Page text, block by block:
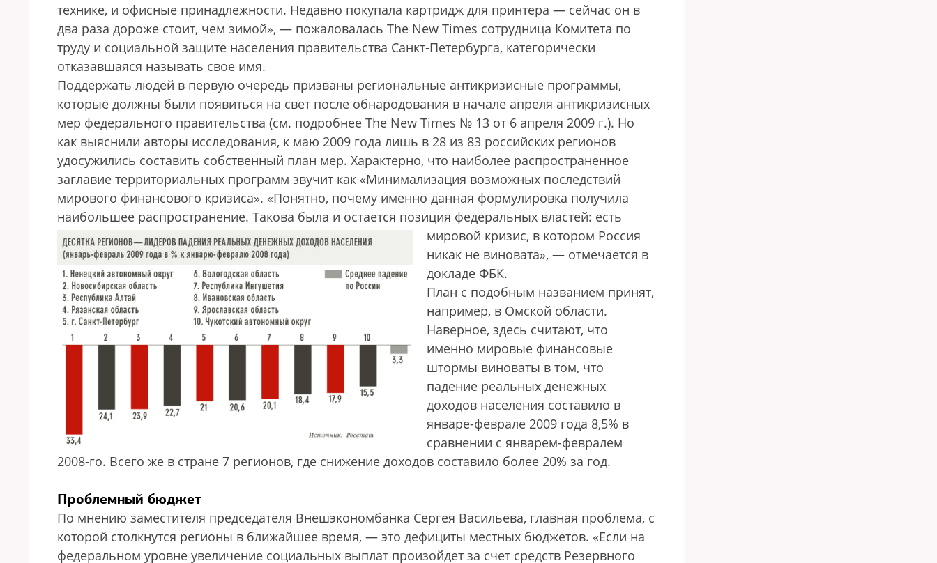
технике, и офисные принадлежности. Недавно покупала картридж для принтера — сейчас он в
два раза дороже стоит, чем зимой», — пожаловалась The New Times сотрудница Комитета по
труду и социальной защите населения правительства Санкт-Петербурга, категорически
отказавшаяся называть свое имя.
Поддержать людей в первую очередь призваны региональные антикризисные программы,
которые должны были появиться на свет после обнародования в начале апреля антикризисных
мер федерального правительства (см. подробнее The New Times № 13 от 6 апреля 2009 г.). Но
как выяснили авторы исследования, к маю 2009 года лишь в 28 из 83 российских регионов
удосужились составить собственный план мер. Характерно, что наиболее распространенное
заглавие территориальных программ звучит как «Минимализация возможных последствий
мирового финансового кризиса». «Понятно, почему именно данная формулировка получила
наибольшее распростра­нение. Такова была и остается позиция федеральных властей: есть
мировой кризис, в котором Россия
никак не виновата», — отмечается в
докладе ФБК.
План с подобным названием принят,
например, в Омской области.
Наверное, здесь считают, что
именно мировые финансовые
штормы виноваты в том, что
падение реальных денежных
доходов населения составило в
январе-феврале 2009 года 8,5% в
сравнении с январем-февралем
2008-го. Всего же в стране 7 регионов, где снижение доходов составило более 20% за год.
Проблемный бюджет
По мнению заместителя председателя Внеш­экономбанка Сергея Васильева, главная проблема, с
которой столкнутся регионы в ближайшее время, — это дефициты местных бюджетов. «Если на
федеральном уровне увеличение социальных выплат произойдет за счет средств Резервного